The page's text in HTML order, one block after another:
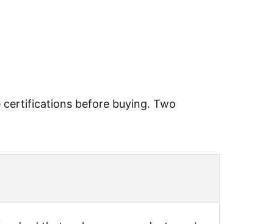
certifications before buying. Two